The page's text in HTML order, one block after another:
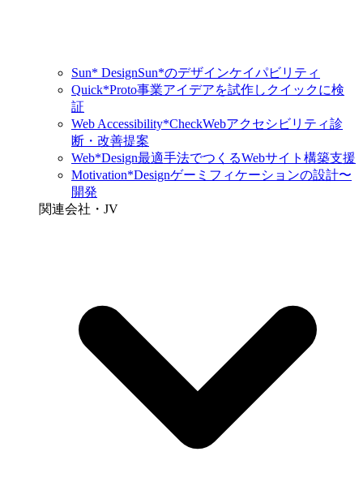
Sun* DesignSun*のデザインケイパビリティ
Quick*Proto事業アイデアを試作しクイックに検
証
Web Accessibility*CheckWebアクセシビリティ診
断・改善提案
Web*Design最適手法でつくるWebサイト構築支援
Motivation*Designゲーミフィケーションの設計〜
開発
関連会社・JV